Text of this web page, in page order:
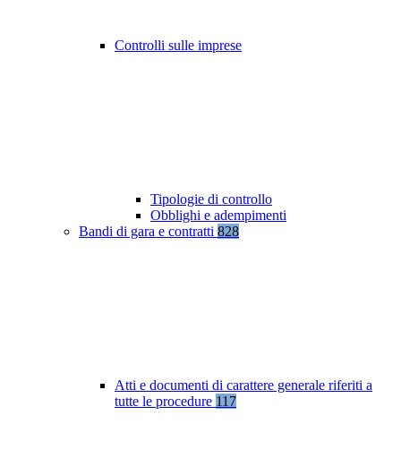
Controlli sulle imprese
Tipologie di controllo
Obblighi e adempimenti
Bandi di gara e contratti 828
Atti e documenti di carattere generale riferiti a
tutte le procedure 117